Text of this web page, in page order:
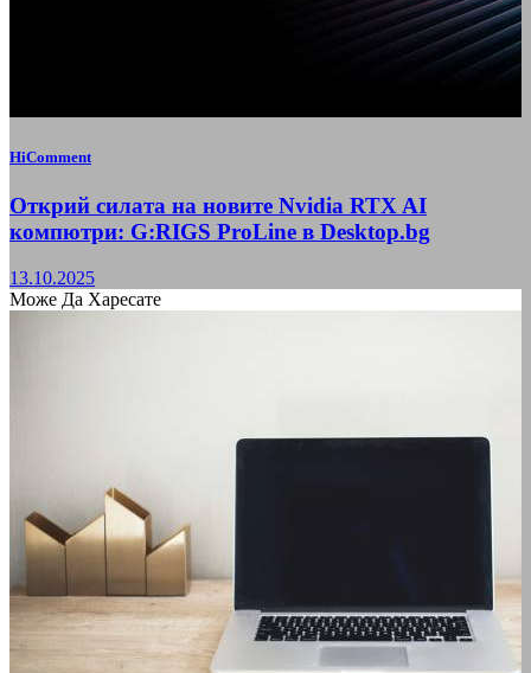
HiComment
Открий силата на новите Nvidia RTX AI
компютри: G:RIGS ProLine в Desktop.bg
13.10.2025
Може Да Харесате